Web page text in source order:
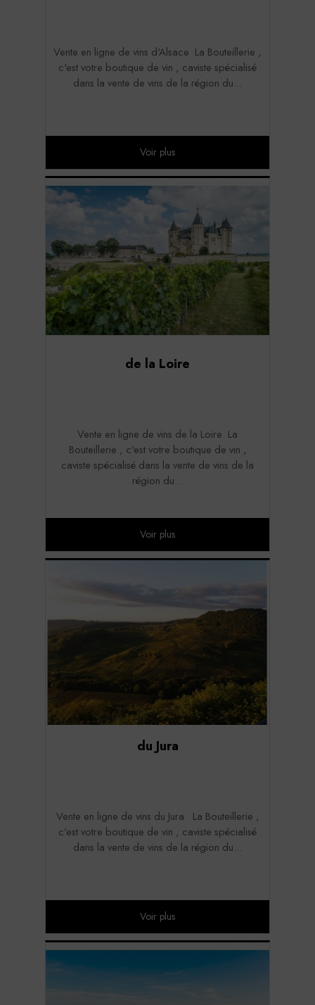
Vente en ligne de vins d'Alsace La Bouteillerie ,
c'est votre boutique de vin , caviste spécialisé
dans la vente de vins de la région du...
Voir plus
de la Loire
Vente en ligne de vins de la Loire La
Bouteillerie , c'est votre boutique de vin ,
caviste spécialisé dans la vente de vins de la
région du...
Voir plus
du Jura
Vente en ligne de vins du Jura La Bouteillerie ,
c'est votre boutique de vin , caviste spécialisé
dans la vente de vins de la région du...
Voir plus